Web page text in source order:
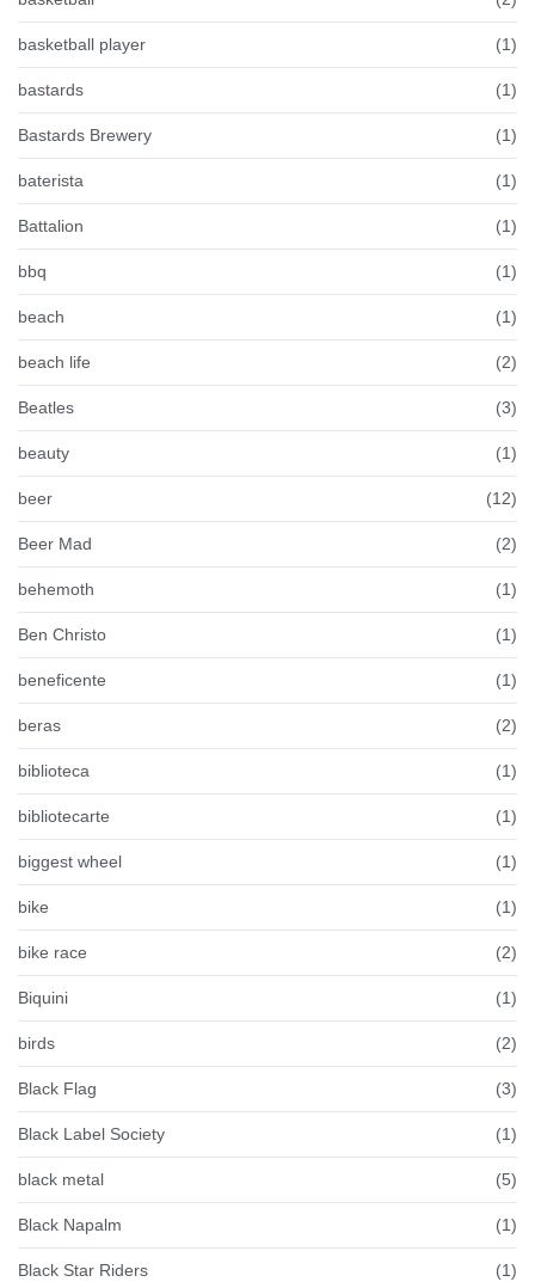
basketball player (1)
bastards (1)
Bastards Brewery (1)
baterista (1)
Battalion (1)
bbq (1)
beach (1)
beach life (2)
Beatles (3)
beauty (1)
beer (12)
Beer Mad (2)
behemoth (1)
Ben Christo (1)
beneficente (1)
beras (2)
biblioteca (1)
bibliotecarte (1)
biggest wheel (1)
bike (1)
bike race (2)
Biquini (1)
birds (2)
Black Flag (3)
Black Label Society (1)
black metal (5)
Black Napalm (1)
Black Star Riders (1)